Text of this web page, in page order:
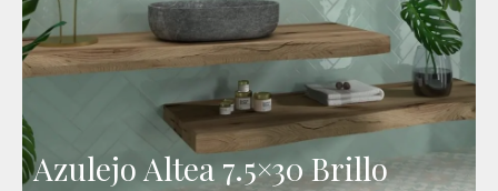
Azulejo Altea 7.5×30 Brillo